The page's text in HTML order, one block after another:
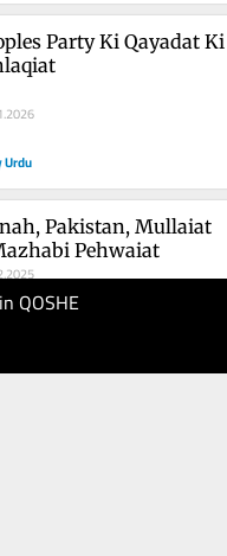
QOSHE
Party Ki Qayadat Ki
Pakistan, Mullaiat
Pehwaiat